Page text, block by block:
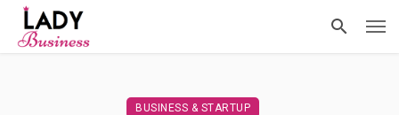
BUSINESS & STARTUP